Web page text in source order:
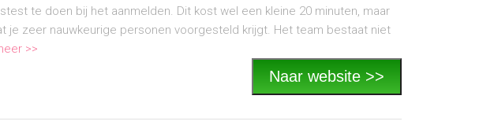
te doen bij het aanmelden. Dit kost wel een kleine 20 minuten, maar
je zeer nauwkeurige personen voorgesteld krijgt. Het team bestaat niet
>>
Naar website >>